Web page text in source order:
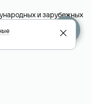
и зарубежных
разделе «
».